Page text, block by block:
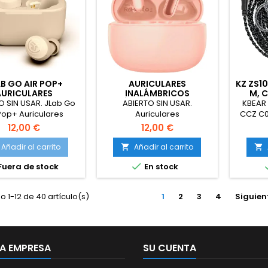
GO AIR POP+
SIN USAR. JLab Go
Auriculares
Bluetooth,
Earbuds 35+ Horas
con Caja de
- Audifonos
Inalambricos con
Dual Connect,
12,00 €
Añadir al carrito
de stock
AURICULARES
INALÁMBRICOS
GENÉRICOS, BLUETOOTH
ABIERTO SIN USAR.
Auriculares
Inalámbricos,Auriculares
Inalámbricos Bluetooth,
Cascos Inalambricos
Bluetooth IPX7
Impermeable, Ajuste
Cómodo,Carga Rápida
12,00 €
 Añadir al carrito
 En stock
KZ
M,
CCZ
CCZ

1-12 de 40 artículo(s) 1 2 3 4
EMPRESA SU CUENTA